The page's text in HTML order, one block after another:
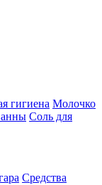
гигиена Молочко
Соль для
Средства